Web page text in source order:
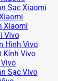
Sạc Xiaomi
Xiaomi
Vivo
Hình Vivo
Kính Vivo
Sạc Vivo